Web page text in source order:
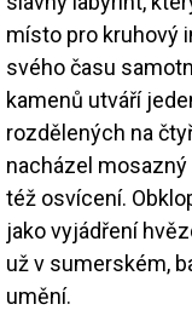
místo pro kruhový
svého času
kamenů utváří
rozdělených na
nacházel
též osvícení.
jako vyjádření
už v sumerském,
umění.